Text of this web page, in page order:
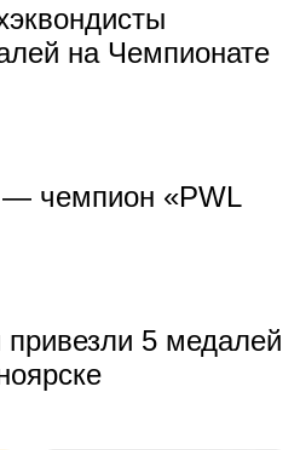
на Чемпионате
чемпион «PWL
5 медалей